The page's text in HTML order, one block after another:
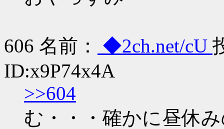
606 名前： ◆2ch.net/cU
ID:x9P74x4A
>>604
む・・・確かに昼休